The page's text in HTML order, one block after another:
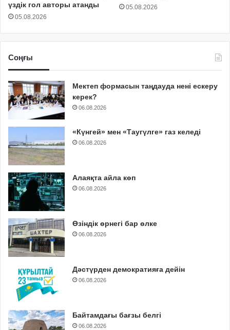
үздік гол авторы атанды
05.08.2026
05.08.2026
Соңғы
Мектеп формасын таңдауда нені ескеру
керек?
06.08.2026
«Күнгей» мен «Таугүлге» газ келеді
06.08.2026
Алаяқта айла көп
06.08.2026
Өзіндік өрнегі бар өлке
06.08.2026
Дәстүрден демократияға дейін
06.08.2026
Байтамдағы бағзы белгі
06.08.2026